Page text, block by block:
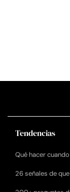
Tendencias
Qué hacer
26 señales de